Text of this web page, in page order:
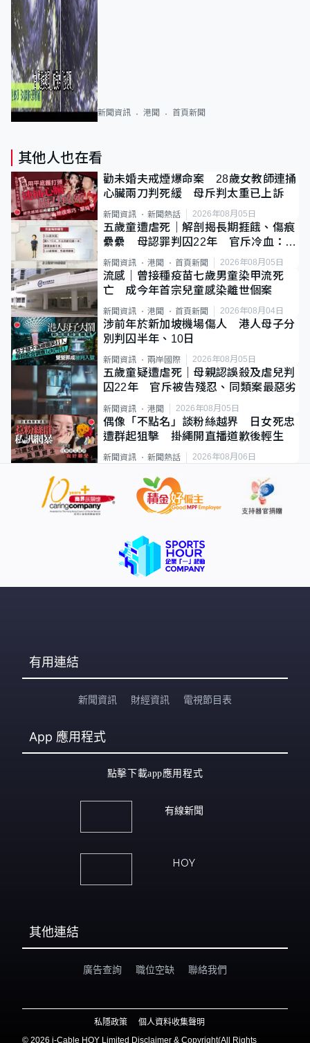
新聞資訊 港聞 首頁新聞
其他人也在看
勸未婚夫戒煙爆命案 28歲女教師連捅
心臟兩刀判死緩 母斥判太重已上訴
新聞資訊 新聞熱話 2026年08月05日
五歲童遭虐死｜解剖揭長期捱餓、傷痕
纍纍 母認罪判囚22年 官斥冷血：同
類案最惡劣
新聞資訊 港聞 首頁新聞 2026年08月05日
流感｜曾接種疫苗七歲男童染甲流死
亡 成今年首宗兒童感染離世個案
新聞資訊 港聞 首頁新聞 2026年08月04日
涉前年於新加坡機場傷人 港人母子分
別判囚半年、10日
新聞資訊 兩岸國際 2026年08月05日
五歲童疑遭虐死｜母親認誤殺及虐兒判
囚22年 官斥被告殘忍、同類案最惡劣
新聞資訊 港聞 2026年08月05日
偶像「不點名」談粉絲越界 日女死忠
遭群起狙擊 掛繩開直播道歉後輕生
新聞資訊 新聞熱話 2026年08月06日
有用連結
新聞資訊 財經資訊 電視節目表
App 應用程式
點擊下載app應用程式
有線新聞
HOY
其他連結
廣告查詢 職位空缺 聯絡我們
私隱政策
個人資料收集聲明
© 2026 i-Cable HOY Limited Disclaimer & Copyright(All Rights